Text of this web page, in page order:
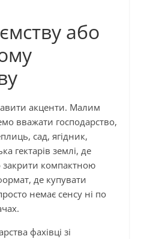
або
акценти. Малим
вважати господарство,
сад, ягідник,
гектарів землі, де
закрити компактною
де купувати
немає сенсу ні по
фахівці зі